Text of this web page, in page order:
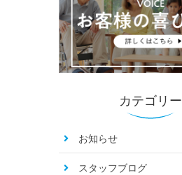
カテゴリー
お知らせ
スタッフブログ